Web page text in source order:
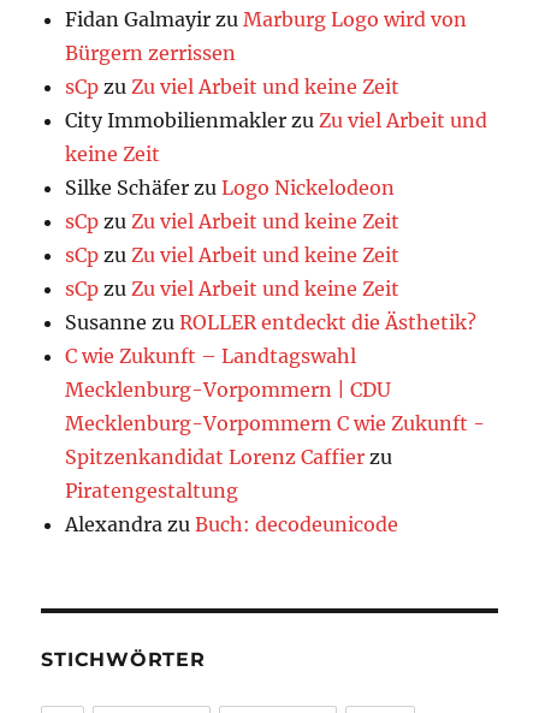
Fidan Galmayir zuMarburg Logo wird von
Bürgern zerrissen
sCp zuZu viel Arbeit und keine Zeit
City Immobilienmakler zuZu viel Arbeit und
keine Zeit
Silke Schäfer zuLogo Nickelodeon
sCp zuZu viel Arbeit und keine Zeit
sCp zuZu viel Arbeit und keine Zeit
sCp zuZu viel Arbeit und keine Zeit
Susanne zuROLLER entdeckt die Ästhetik?
C wie Zukunft – Landtagswahl
Mecklenburg-Vorpommern | CDU
Mecklenburg-Vorpommern C wie Zukunft -
Spitzenkandidat Lorenz Caffier zu
Piratengestaltung
Alexandra zuBuch: decodeunicode
STICHWÖRTER